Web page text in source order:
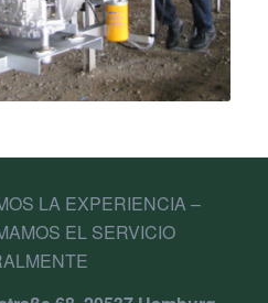
LA EXPERIENCIA –
EL SERVICIO